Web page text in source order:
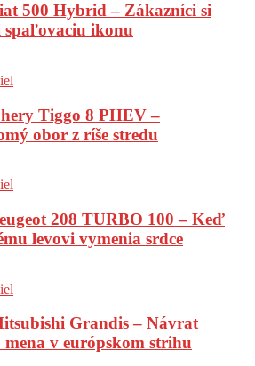
500 Hybrid – Zákazníci si
spaľovaciu ikonu
Tiggo 8 PHEV –
obor z ríše stredu
208 TURBO 100 – Keď
levovi vymenia srdce
Grandis – Návrat
mena v európskom strihu